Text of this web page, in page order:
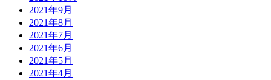
2021年9月
2021年8月
2021年7月
2021年6月
2021年5月
2021年4月